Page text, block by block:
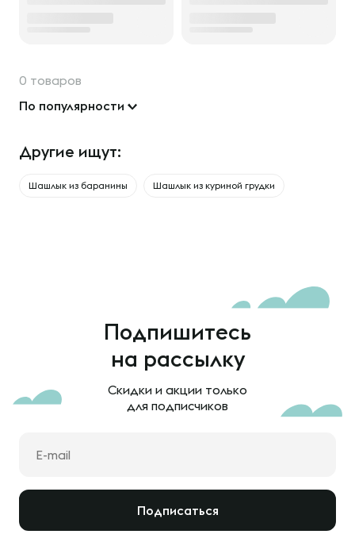
0 товаров
По популярности
Другие ищут:
Шашлык из баранины Шашлык из куриной грудки
Подпишитесь
на рассылку
Скидки и акции только
для подписчиков
Подписаться